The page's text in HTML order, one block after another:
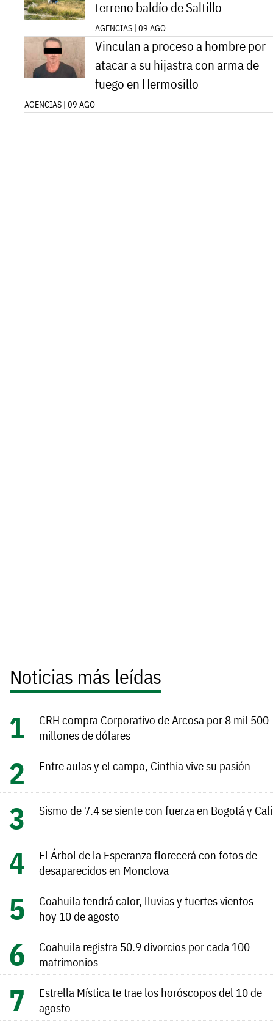
terreno baldío de Saltillo
AGENCIAS | 09 AGO
Vinculan a proceso a hombre por
atacar a su hijastra con arma de
fuego en Hermosillo
AGENCIAS | 09 AGO
Noticias más leídas
CRH compra Corporativo de Arcosa por 8 mil 500
millones de dólares
Entre aulas y el campo, Cinthia vive su pasión
Sismo de 7.4 se siente con fuerza en Bogotá y Cali
El Árbol de la Esperanza florecerá con fotos de
desaparecidos en Monclova
Coahuila tendrá calor, lluvias y fuertes vientos
hoy 10 de agosto
Coahuila registra 50.9 divorcios por cada 100
matrimonios
Estrella Mística te trae los horóscopos del 10 de
agosto